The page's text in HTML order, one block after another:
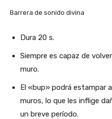
Barrera de sonido divina
Dura 20 s.
Siempre es capaz de
muro.
El «bup» podrá estampar
muros, lo que les inflige
un breve período.